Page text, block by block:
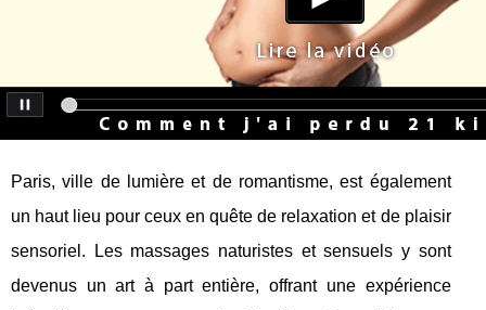
Paris, ville de lumière et de romantisme, est également
un haut lieu pour ceux en quête de relaxation et de plaisir
sensoriel. Les massages naturistes et sensuels y sont
devenus un art à part entière, offrant une expérience